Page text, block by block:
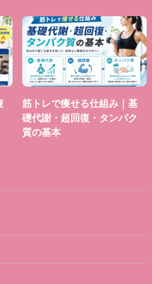
筋トレで痩せる仕組み｜基
礎代謝・超回復・タンパク
質の基本